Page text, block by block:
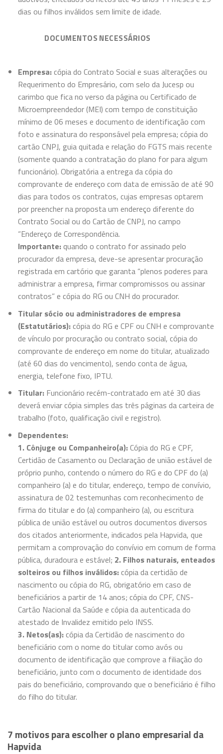
dias ou filhos inválidos sem limite de idade.
DOCUMENTOS NECESSÁRIOS
Empresa:cópia do Contrato Social e suas alterações ou
Requerimento do Empresário, com selo da Jucesp ou
carimbo que fica no verso da página ou Certificado de
Microempreendedor (MEI) com tempo de constituição
mínimo de 06 meses e documento de identificação com
foto e assinatura do responsável pela empresa; cópia do
cartão CNPJ, guia quitada e relação do FGTS mais recente
(somente quando a contratação do plano for para algum
funcionário). Obrigatória a entrega da cópia do
comprovante de endereço com data de emissão de até 90
dias para todos os contratos, cujas empresas optarem
por preencher na proposta um endereço diferente do
Contrato Social ou do Cartão de CNPJ, no campo
“Endereço de Correspondência.
Importante:quando o contrato for assinado pelo
procurador da empresa, deve-se apresentar procuração
registrada em cartório que garanta “plenos poderes para
administrar a empresa, firmar compromissos ou assinar
contratos” e cópia do RG ou CNH do procurador.
Titular sócio ou administradores de empresa
(Estatutários):cópia do RG e CPF ou CNH e comprovante
de vínculo por procuração ou contrato social, cópia do
comprovante de endereço em nome do titular, atualizado
(até 60 dias do vencimento), sendo conta de água,
energia, telefone fixo, IPTU.
Titular:Funcionário recém-contratado em até 30 dias
deverá enviar cópia simples das três páginas da carteira de
trabalho (foto, qualificação civil e registro).
Dependentes:
1. Cônjuge ou Companheiro(a):Cópia do RG e CPF,
Certidão de Casamento ou Declaração de união estável de
próprio punho, contendo o número do RG e do CPF do (a)
companheiro (a) e do titular, endereço, tempo de convívio,
assinatura de 02 testemunhas com reconhecimento de
firma do titular e do (a) companheiro (a), ou escritura
pública de união estável ou outros documentos diversos
dos citados anteriormente, indicados pela Hapvida, que
permitam a comprovação do convívio em comum de forma
pública, duradoura e estável; 2. Filhos naturais, enteados
solteiros ou filhos inválidos:cópia da certidão de
nascimento ou cópia do RG, obrigatório em caso de
beneficiários a partir de 14 anos; cópia do CPF, CNS-
Cartão Nacional da Saúde e cópia da autenticada do
atestado de Invalidez emitido pelo INSS.
3. Netos(as):cópia da Certidão de nascimento do
beneficiário com o nome do titular como avós ou
documento de identificação que comprove a filiação do
beneficiário, junto com o documento de identidade dos
pais do beneficiário, comprovando que o beneficiário é filho
do filho do titular.
7 motivos para escolher o plano empresarial da
Hapvida